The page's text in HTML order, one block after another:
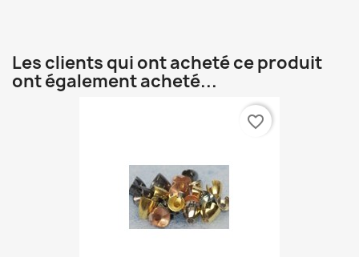
Les clients qui ont acheté ce produit
ont également acheté...
favorite_border